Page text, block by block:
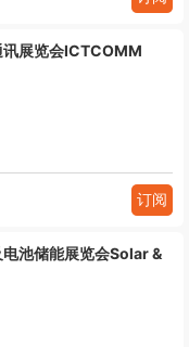
讯展览会ICTCOMM
订阅
池储能展览会Solar &